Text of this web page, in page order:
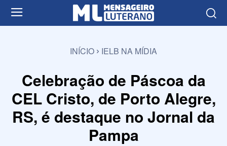
INÍCIO IELB NA MÍDIA
Celebração de Páscoa da
CEL Cristo, de Porto Alegre,
RS, é destaque no Jornal da
Pampa